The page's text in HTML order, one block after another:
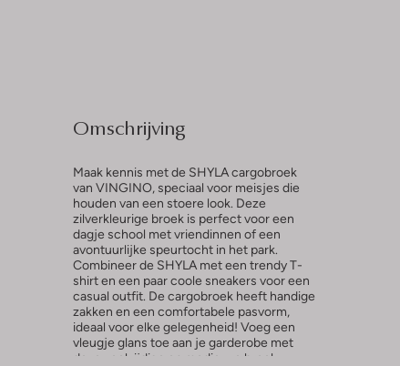
Omschrijving
Maak kennis met de SHYLA cargobroek
van VINGINO, speciaal voor meisjes die
houden van een stoere look. Deze
zilverkleurige broek is perfect voor een
dagje school met vriendinnen of een
avontuurlijke speurtocht in het park.
Combineer de SHYLA met een trendy T-
shirt en een paar coole sneakers voor een
casual outfit. De cargobroek heeft handige
zakken en een comfortabele pasvorm,
ideaal voor elke gelegenheid! Voeg een
vleugje glans toe aan je garderobe met
deze veelzijdige en modieuze broek.